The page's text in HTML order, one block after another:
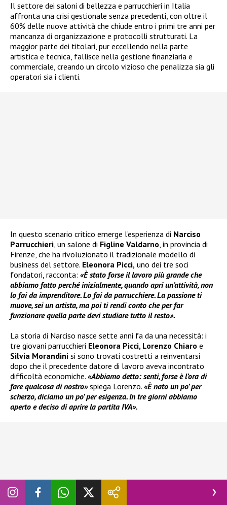
Il settore dei saloni di bellezza e parrucchieri in Italia
affronta una crisi gestionale senza precedenti, con oltre il
60% delle nuove attività che chiude entro i primi tre anni per
mancanza di organizzazione e protocolli strutturati. La
maggior parte dei titolari, pur eccellendo nella parte
artistica e tecnica, fallisce nella gestione finanziaria e
commerciale, creando un circolo vizioso che penalizza sia gli
operatori sia i clienti.
In questo scenario critico emerge l’esperienza di Narciso
Parrucchieri, un salone di Figline Valdarno, in provincia di
Firenze, che ha rivoluzionato il tradizionale modello di
business del settore. Eleonora Picci, uno dei tre soci
fondatori, racconta: «È stato forse il lavoro più grande che
abbiamo fatto perché inizialmente, quando apri un’attività, non
lo fai da imprenditore. Lo fai da parrucchiere. La passione ti
muove, sei un artista, ma poi ti rendi conto che per far
funzionare quella parte devi studiare tutto il resto».
La storia di Narciso nasce sette anni fa da una necessità: i
tre giovani parrucchieri Eleonora Picci, Lorenzo Chiaro e
Silvia Morandini si sono trovati costretti a reinventarsi
dopo che il precedente datore di lavoro aveva incontrato
difficoltà economiche. «Abbiamo detto: senti, forse è l’ora di
fare qualcosa di nostro»spiega Lorenzo. «È nato un po’ per
scherzo, diciamo un po’ per esigenza. In tre giorni abbiamo
aperto e deciso di aprire la partita IVA».